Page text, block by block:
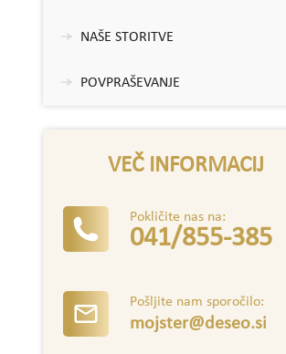
NAŠE STORITVE
POVPRAŠEVANJE
VEČ INFORMACIJ
Pokličite nas na:
041/855-385
Pošljite nam sporočilo:
mojster@deseo.si